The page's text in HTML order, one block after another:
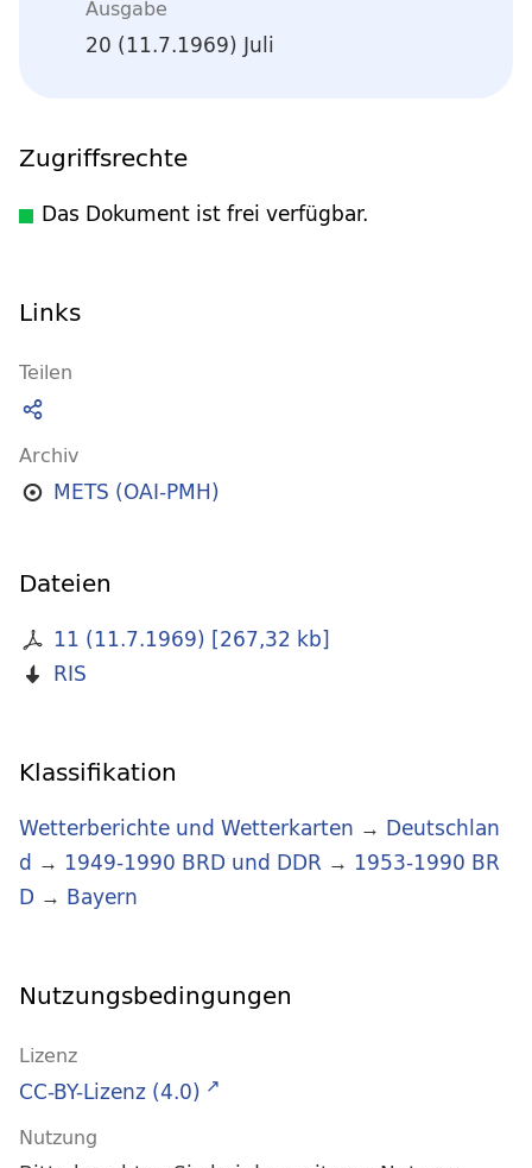
Ausgabe
20 (11.7.1969) Juli
Zugriffsrechte
Das Dokument ist frei verfügbar.
Links
Teilen
Archiv
METS (OAI-PMH)
Dateien
11 (11.7.1969) [267,32 kb]
RIS
Klassifikation
Wetterberichte und Wetterkarten → Deutschlan
d → 1949-1990 BRD und DDR → 1953-1990 BR
D → Bayern
Nutzungsbedingungen
Lizenz
CC-BY-Lizenz (4.0)
Nutzung